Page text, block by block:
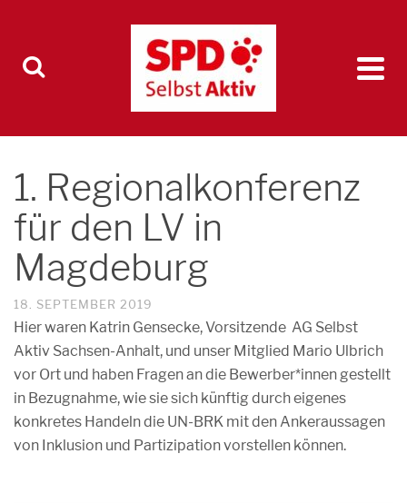
1. Regionalkonferenz
für den LV in
Magdeburg
18. SEPTEMBER 2019
Hier waren Katrin Gensecke, Vorsitzende AG Selbst
Aktiv Sachsen-Anhalt, und unser Mitglied Mario Ulbrich
vor Ort und haben Fragen an die Bewerber*innen gestellt
in Bezugnahme, wie sie sich künftig durch eigenes
konkretes Handeln die UN-BRK mit den Ankeraussagen
von Inklusion und Partizipation vorstellen können.